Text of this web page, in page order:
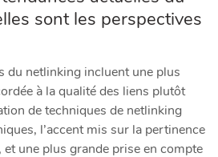
sont les perspectives
du netlinking incluent une plus
à la qualité des liens plutôt
de techniques de netlinking
l’accent mis sur la pertinence
une plus grande prise en compte